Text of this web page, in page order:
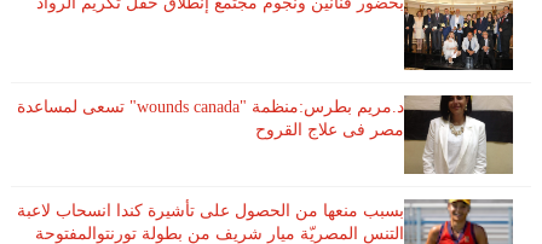
د.مريم بطرس:منظمة "wounds canada" تسعى لمساعدة
مصر فى علاج القروح
بسبب منعها من الحصول على تأشيرة كندا انسحاب لاعبة ​
التنس​ المصريّة ​ميار شريف​ من بطولة ​تورنتو​المفتوحة